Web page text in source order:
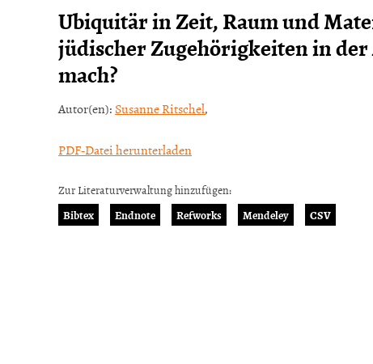
Spenden
Ubiquitär in Zeit, Raum und
jüdischer Zugehörigkeiten in
mach?
Autor(en): Susanne Ritschel,
PDF-Datei herunterladen
Zur Literaturverwaltung hinzufügen:
Bibtex
Endnote Refworks Mendeley CSV